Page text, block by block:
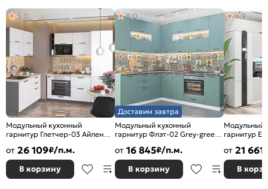
Модульный кухонный
гарнитур Глетчер-03 Айленд
2140x1200/2000x600
5,0
от 26 109₽/п.м.
В корзину
Доставим завтра
Модульный кухонный
гарнитур Флэт-02 Grey-green
2340x2390/1700x600
5,0
от 16 845₽/п.м.
В корзину
Модульный
гарнитур
2500x2400/
4,9
от 21 661
В